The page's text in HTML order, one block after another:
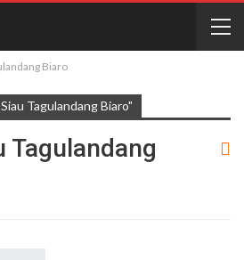
Biaro
Tagulandang Biaro"
Tagulandang